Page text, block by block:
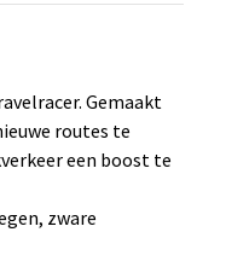
Gemaakt
routes te
een boost te
zware